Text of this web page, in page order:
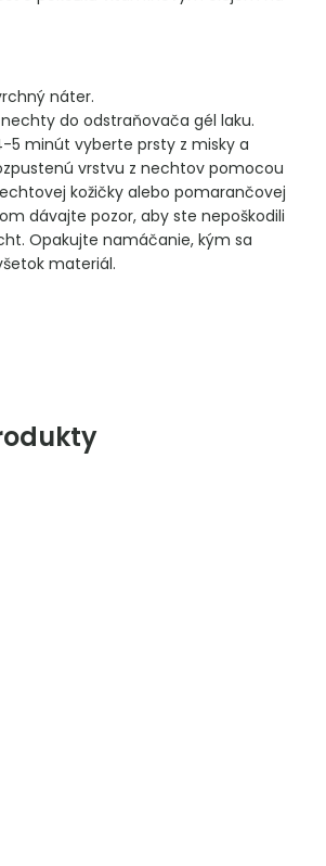
náter.
do odstraňovača gél laku.
5 minút vyberte prsty z misky a
vrstvu z nechtov pomocou
kožičky alebo pomarančovej
dávajte pozor, aby ste nepoškodili
Opakujte namáčanie, kým sa
materiál.